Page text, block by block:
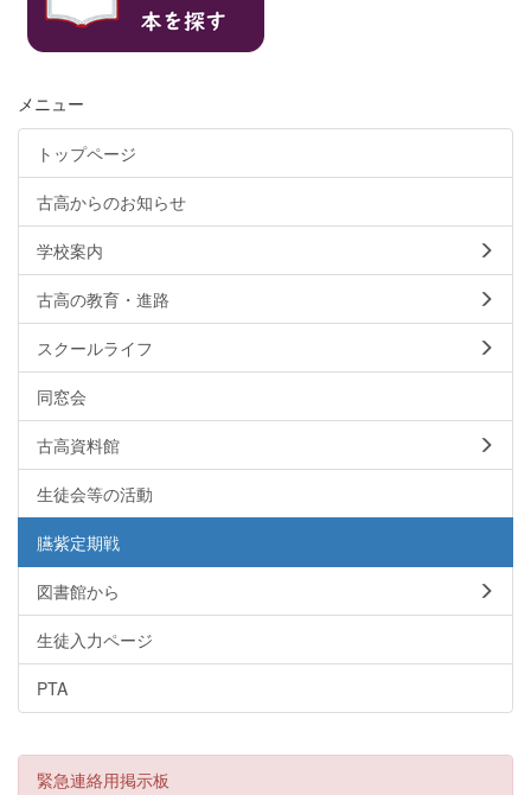
メニュー
トップページ
古高からのお知らせ
学校案内
古高の教育・進路
スクールライフ
同窓会
古高資料館
生徒会等の活動
臙紫定期戦
図書館から
生徒入力ページ
PTA
緊急連絡用掲示板